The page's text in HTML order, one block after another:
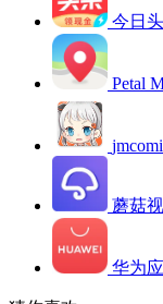
今日
Petal
蘑菇
华为